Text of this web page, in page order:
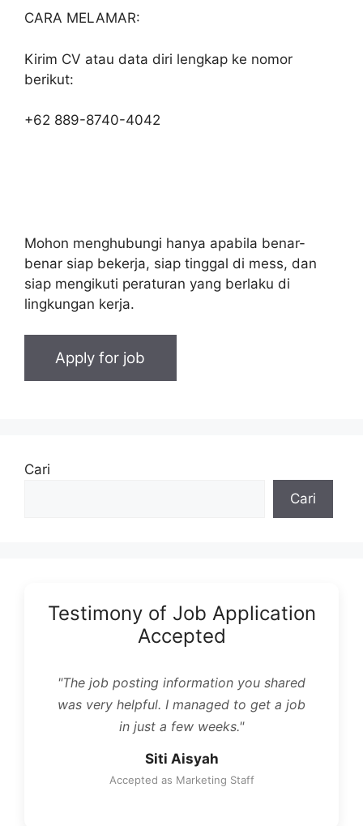
CARA MELAMAR:
Kirim CV atau data diri lengkap ke nomor
berikut:
+62 889-8740-4042
Mohon menghubungi hanya apabila benar-
benar siap bekerja, siap tinggal di mess, dan
siap mengikuti peraturan yang berlaku di
lingkungan kerja.
Cari
Cari
Testimony of Job Application
Accepted
"The job posting information you shared
was very helpful. I managed to get a job
in just a few weeks."
Siti Aisyah
Accepted as Marketing Staff